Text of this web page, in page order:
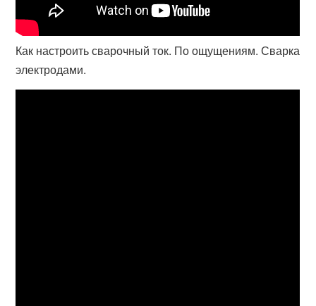
Как настроить сварочный ток. По ощущениям. Сварка
электродами.